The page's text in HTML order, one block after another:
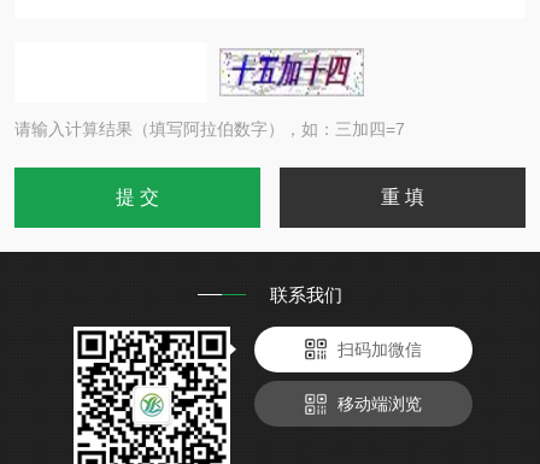
请输入计算结果（填写阿拉伯数字），如：三加四=7
联系我们
扫码加微信
移动端浏览